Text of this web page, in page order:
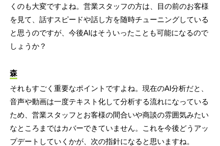
くのも大変ですよね。営業スタッフの方は、目の前のお客様
を見て、話すスピードや話し方を随時チューニングしている
と思うのですが、今後AIはそういったことも可能になるので
しょうか？
森
それもすごく重要なポイントですよね。現在のAI分析だと、
音声や動画は一度テキスト化して分析する流れになっている
ため、営業スタッフとお客様の間合いや商談の雰囲気みたい
なところまではカバーできていません。これを今後どうアッ
プデートしていくかが、次の指針になると思いますね。